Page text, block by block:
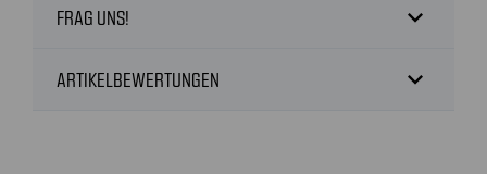
FRAG UNS! expand_more
ARTIKELBEWERTUNGEN expand_more